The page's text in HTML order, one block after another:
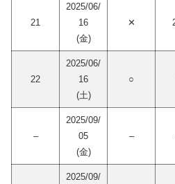
21
2025/06/
16
(金)
✕
22
2025/06/
16
(土)
○
–
2025/09/
05
(金)
–
2025/09/